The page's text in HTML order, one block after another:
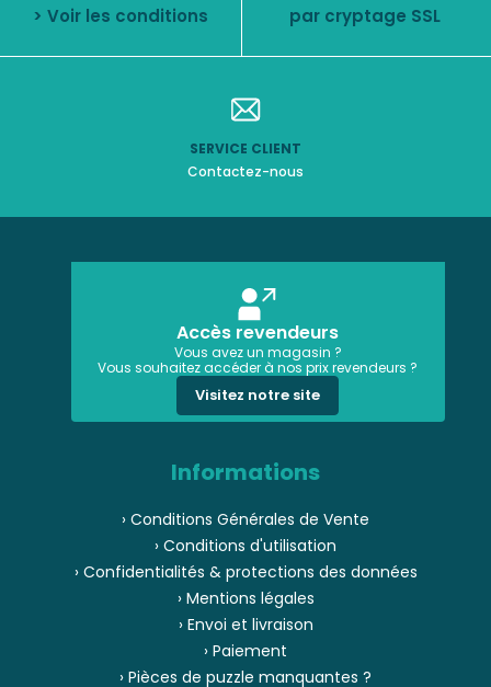
> Voir les conditions par cryptage SSL
SERVICE CLIENT
Contactez-nous
Accès revendeurs
Vous avez un magasin ?
Vous souhaitez accéder à nos prix revendeurs ?
Visitez notre site
Informations
› Conditions Générales de Vente
› Conditions d'utilisation
› Confidentialités & protections des données
› Mentions légales
› Envoi et livraison
› Paiement
› Pièces de puzzle manquantes ?